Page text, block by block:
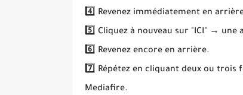
4️⃣ Revenez immédiatement en
5️⃣ Cliquez à nouveau sur "ICI" →
6️⃣ Revenez encore en arrière.
7️⃣ Répétez en cliquant deux ou trois
Mediafire.